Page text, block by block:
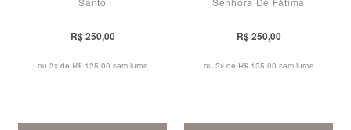
R$ 250,00
ou 2x de R$ 125,00 sem juros
R$ 250,00
ou 2x de R$ 125,00 sem juros